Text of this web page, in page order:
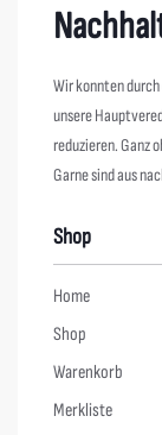
Wir konnten
unsere
reduzieren. Ganz
Garne sind aus
Shop
Home
Shop
Warenkorb
Merkliste